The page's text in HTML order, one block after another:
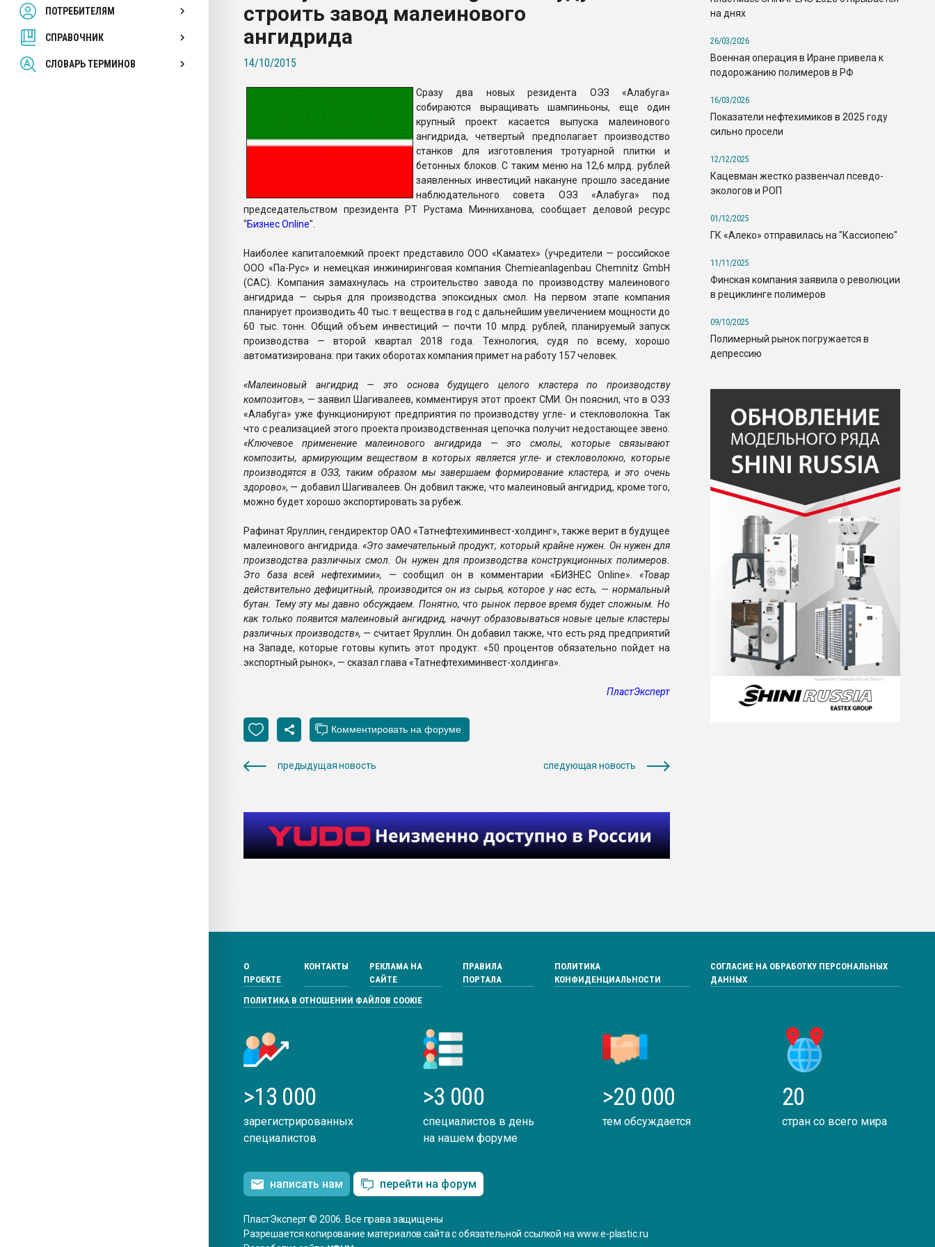
ПОТРЕБИТЕЛЯМ
СПРАВОЧНИК
СЛОВАРЬ ТЕРМИНОВ
Armaloy PC/ABS-1IM черный цвет
ПЕРЕЙТИ НА ФОРУМ
строить завод малеинового
ангидрида
14/10/2015
Сразу два новых резидента ОЭЗ «Алабуга»
собираются выращивать шампиньоны, еще один
крупный проект касается выпуска малеинового
ангидрида, четвертый предполагает производство
станков для изготовления тротуарной плитки и
бетонных блоков. С таким меню на 12,6 млрд. рублей
заявленных инвестиций накануне прошло заседание
наблюдательного совета ОЭЗ «Алабуга» под
председательством президента РТ Рустама Минниханова, сообщает деловой ресурс
"Бизнес Online".
Наиболее капиталоемкий проект представило ООО «Каматех» (учредители — российское
ООО «Па-Рус» и немецкая инжиниринговая компания Chemieanlagenbau Chemnitz GmbH
(САС). Компания замахнулась на строительство завода по производству малеинового
ангидрида — сырья для производства эпоксидных смол. На первом этапе компания
планирует производить 40 тыс. т вещества в год с дальнейшим увеличением мощности до
60 тыс. тонн. Общий объем инвестиций — почти 10 млрд. рублей, планируемый запуск
производства — второй квартал 2018 года. Технология, судя по всему, хорошо
автоматизирована: при таких оборотах компания примет на работу 157 человек.
«Малеиновый ангидрид — это основа будущего целого кластера по производству
композитов», — заявил Шагивалеев, комментируя этот проект СМИ. Он пояснил, что в ОЭЗ
«Алабуга» уже функционируют предприятия по производству угле- и стекловолокна. Так
что с реализацией этого проекта производственная цепочка получит недостающее звено.
«Ключевое применение малеинового ангидрида — это смолы, которые связывают
композиты, армирующим веществом в которых является угле- и стекловолокно, которые
производятся в ОЭЗ, таким образом мы завершаем формирование кластера, и это очень
здорово», — добавил Шагивалеев. Он добвил также, что малеиновый ангидрид, кроме того,
можно будет хорошо экспортировать за рубеж.
Рафинат Яруллин, гендиректор ОАО «Татнефтехиминвест-холдинг», также верит в будущее
малеинового ангидрида. «Это замечательный продукт, который крайне нужен. Он нужен для
производства различных смол. Он нужен для производства конструкционных полимеров.
Это база всей нефтехимии», — сообщил он в комментарии «БИЗНЕС Online».«Товар
действительно дефицитный, производится он из сырья, которое у нас есть, — нормальный
бутан. Тему эту мы давно обсуждаем. Понятно, что рынок первое время будет сложным. Но
как только появится малеиновый ангидрид, начнут образовываться новые целые кластеры
различных производств», — считает Яруллин. Он добавил также, что есть ряд предприятий
на Западе, которые готовы купить этот продукт. «50 процентов обязательно пойдет на
экспортный рынок», — сказал глава «Татнефтехиминвест-холдинга».
ПластЭксперт
предыдущая новость следующая новость
на днях
26/03/2026
Военная операция в Иране привела к
подорожанию полимеров в РФ
16/03/2026
Показатели нефтехимиков в 2025 году
сильно просели
12/12/2025
Кацевман жестко развенчал псевдо-
экологов и РОП
01/12/2025
ГК «Алеко» отправилась на "Кассиопею"
11/11/2025
Финская компания заявила о революции
в рециклинге полимеров
09/10/2025
Полимерный рынок погружается в
депрессию
О
ПРОЕКТЕ
КОНТАКТЫ
РЕКЛАМА НА
САЙТЕ
ПРАВИЛА
ПОРТАЛА
ПОЛИТИКА
КОНФИДЕНЦИАЛЬНОСТИ
СОГЛАСИЕ НА ОБРАБОТКУ ПЕРСОНАЛЬНЫХ
ДАННЫХ
ПОЛИТИКА В ОТНОШЕНИИ ФАЙЛОВ COOKIE
>13 000
зарегистрированных
специалистов
>3 000
специалистов в день
на нашем форуме
>20 000
тем обсуждается
20
стран со всего мира
написать нам перейти на форум
ПластЭксперт © 2006. Все права защищены
Разрешается копирование материалов сайта с обязательной ссылкой на www.e-plastic.ru